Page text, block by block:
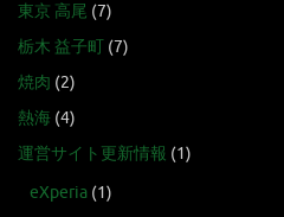
東京 高尾 (7)
栃木 益子町 (7)
焼肉 (2)
熱海 (4)
運営サイト更新情報 (1)
eXperia (1)